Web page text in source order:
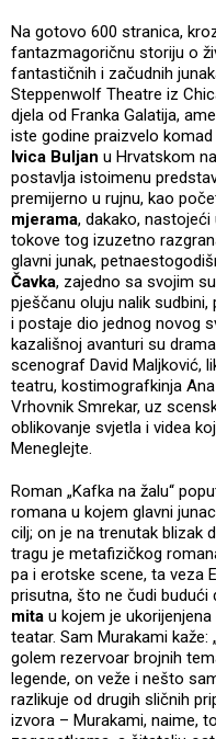
Na gotovo 600 stranica,
fantazmagoričnu storiju o
fantastičnih i začudnih
Steppenwolf Theatre iz
djela od Franka Galatija,
iste godine praizvelo komad
Ivica Buljan u Hrvatskom
postavlja istoimenu
premijerno u rujnu, kao
mjerama, dakako,
tokove tog izuzetno
glavni junak,
Čavka, zajedno sa svojim
pješčanu oluju nalik
i postaje dio jednog novog
kazališnoj avanturi su
scenograf David Maljković,
teatru, kostimografkinja
Vrhovnik Smrekar, uz
oblikovanje svjetla i videa
Meneglejte.
Roman „Kafka na žalu“
romana u kojem glavni
cilj; on je na trenutak blizak
tragu je metafizičkog
pa i erotske scene, ta veza
prisutna, što ne čudi budući
mita u kojem je
teatar. Sam Murakami
golem rezervoar brojnih
legende, on veže i nešto
razlikuje od drugih sličnih
izvora – Murakami, naime,